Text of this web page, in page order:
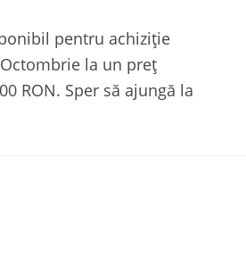
pentru achiziție
la un preț
RON. Sper să ajungă la